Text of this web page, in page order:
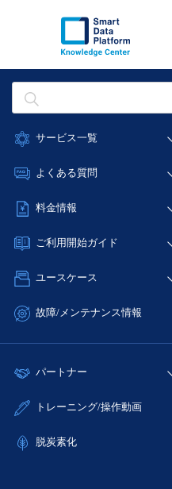
サービス一覧
データ利活用
ネットワーク
IoT
サポート
管理機能
よくある質問
データ利活用
ネットワーク
IoT
サポート
管理機能
すべてのメニューを見る
料金情報
料金シミュレーター
クラウド/サーバー
ネットワーク
サポート
すべてのメニューを見る
ご利用開始ガイド
■ 管理機能
- 初期設定・確認
- ユーザー機能の管理
- APIリファレンス
ユースケース
- バックアップ
- IoT
- ITインフラストラクチャー
故障/メンテナンス情報
サービス稼働状況
故障/メンテナンス履歴
定期メンテナンス
パートナー
販売パートナー向けプログラム
トレーニング/操作動画
脱炭素化